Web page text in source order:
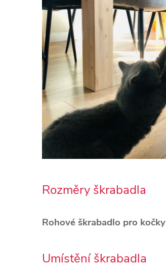
Rozměry škrabadla
Rohové škrabadlo pro kočky
Umístění škrabadla